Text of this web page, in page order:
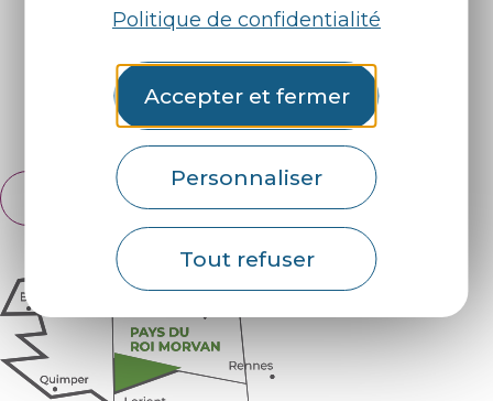
Politique de confidentialité
Accepter et fermer
Personnaliser
Tout refuser
Retrouvez-nous sur :
Espace pro Partenaires
Français
English